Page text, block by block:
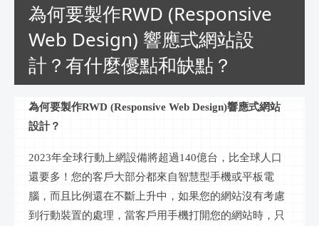
為何要製作RWD (Responsive
Web Design) 響應式網站設
計？有什麼優點和缺點？
為何要製作RWD (Responsive Web Design)響應式網站
設計？
2023年全球行動 上網設備將超過140億台，比全球人口
還要多！您的客戶大部分都來自智慧型手機或平板電
腦，而且比例還在不斷上升中，如果您的網站沒有考慮
到行動裝置的處理，當客戶用手機打開您的網站時，只